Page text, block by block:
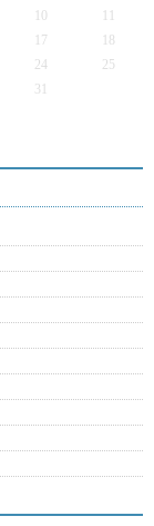
17
24
25
31